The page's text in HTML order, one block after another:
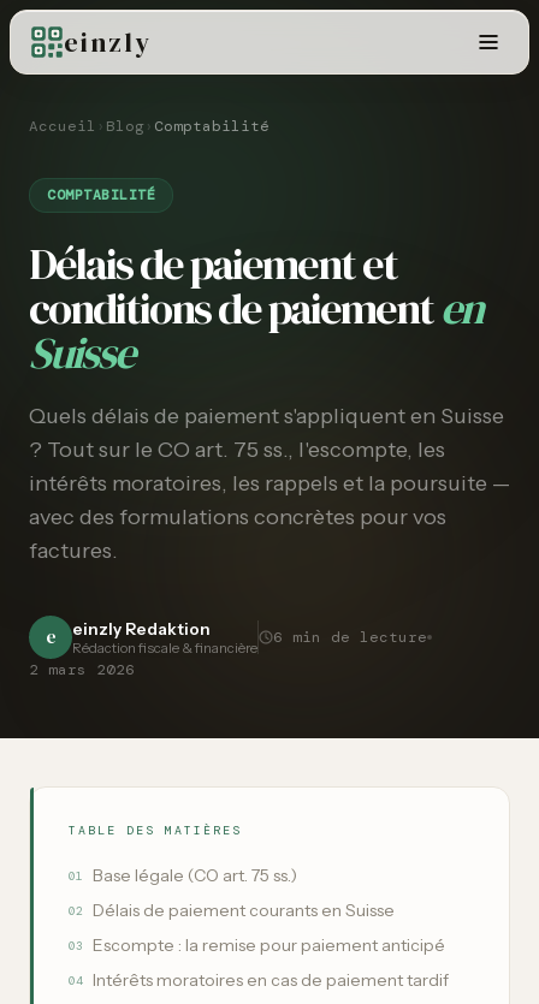
einzly
Accueil › Blog› Comptabilité
COMPTABILITÉ
Délais de paiement et
conditions de paiementen
Suisse
Quels délais de paiement s'appliquent en Suisse
? Tout sur le CO art. 75 ss., l'escompte, les
intérêts moratoires, les rappels et la poursuite —
avec des formulations concrètes pour vos
factures.
e einzly Redaktion
Rédaction fiscale & financière
6
min de lecture
2 mars 2026
TABLE DES MATIÈRES
01 Base légale (CO art. 75 ss.)
02 Délais de paiement courants en Suisse
03 Escompte : la remise pour paiement anticipé
04 Intérêts moratoires en cas de paiement tardif